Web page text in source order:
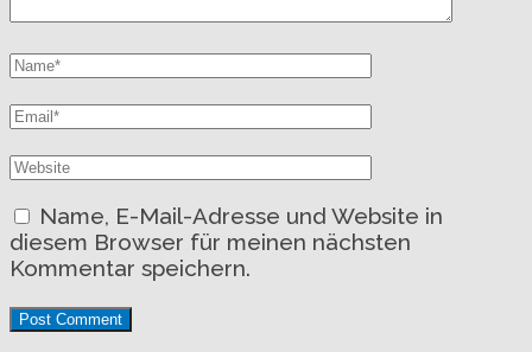
Name, E-Mail-Adresse und Website in
diesem Browser für meinen nächsten
Kommentar speichern.